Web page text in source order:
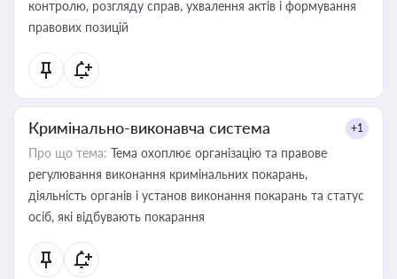
контролю, розгляду справ, ухвалення актів і формування
правових позицій
Кримінально-виконавча система +1
Про що тема: Тема охоплює організацію та правове
регулювання виконання кримінальних покарань,
діяльність органів і установ виконання покарань та статус
осіб, які відбувають покарання